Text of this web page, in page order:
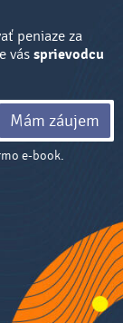
peniaze za
vás sprievodcu
Mám záujem
e-book.